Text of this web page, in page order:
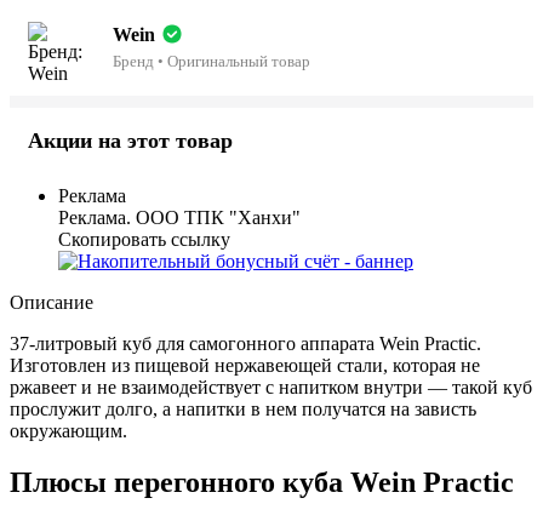
Wein
Бренд • Оригинальный товар
Акции на этот товар
Реклама
Реклама. ООО ТПК "Ханхи"
Скопировать ссылку
Описание
37-литровый куб для самогонного аппарата Wein Practic.
Изготовлен из пищевой нержавеющей стали, которая не
ржавеет и не взаимодействует с напитком внутри — такой куб
прослужит долго, а напитки в нем получатся на зависть
окружающим.
Плюсы перегонного куба Wein Practic